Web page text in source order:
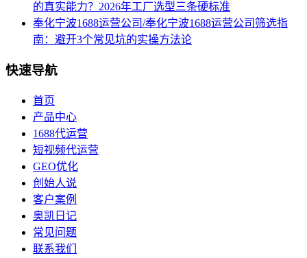
的真实能力？2026年工厂选型三条硬标准
奉化宁波1688运营公司/奉化宁波1688运营公司筛选指
南：避开3个常见坑的实操方法论
快速导航
首页
产品中心
1688代运营
短视频代运营
GEO优化
创始人说
客户案例
奥凯日记
常见问题
联系我们